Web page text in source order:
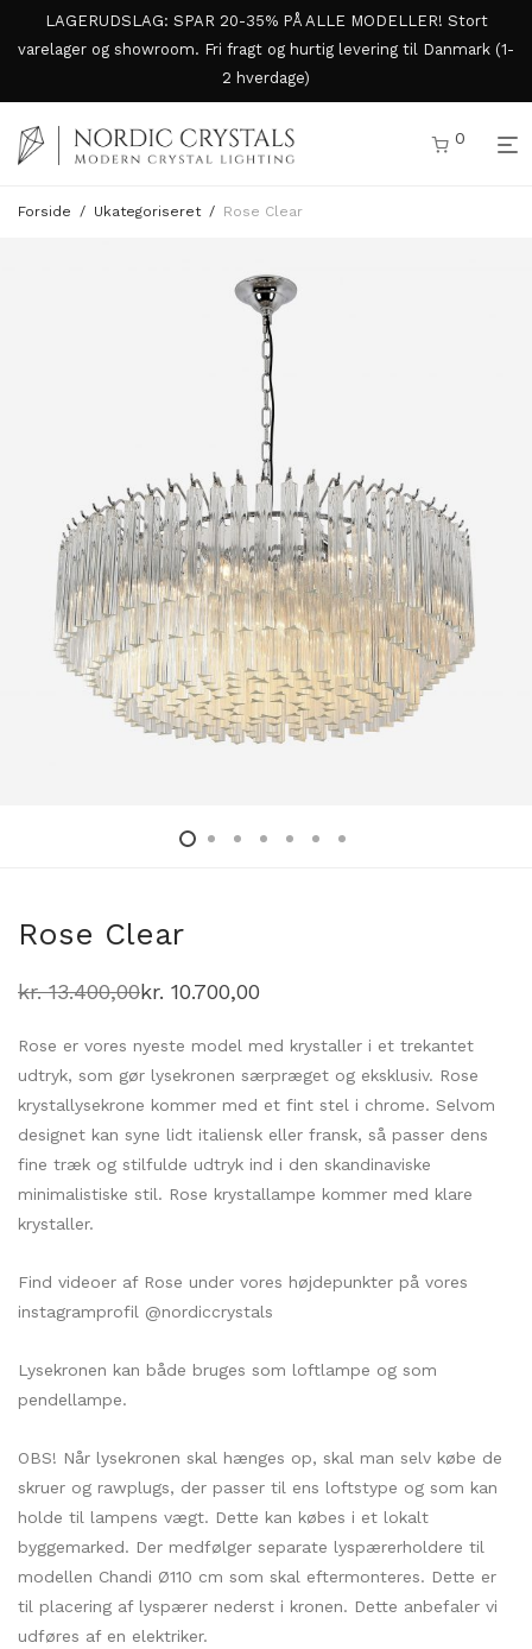
LAGERUDSLAG: SPAR 20-35% PÅ ALLE MODELLER! Stort
varelager og showroom. Fri fragt og hurtig levering til Danmark (1-
2 hverdage)
0
Forside / Ukategoriseret / Rose Clear
Rose Clear
kr.13.400,00
Den
var:
kr. 13.400,00.
kr. 10.700,00
Den
er:
kr. 10.700,00.
Rose er vores nyeste model med krystaller i et trekantet
udtryk, som gør lysekronen særpræget og eksklusiv. Rose
krystallysekrone kommer med et fint stel i chrome. Selvom
designet kan syne lidt italiensk eller fransk, så passer dens
fine træk og stilfulde udtryk ind i den skandinaviske
minimalistiske stil. Rose krystallampe kommer med klare
krystaller.
Find videoer af Rose under vores højdepunkter på vores
instagramprofil @nordiccrystals
Lysekronen kan både bruges som loftlampe og som
pendellampe.
OBS! Når lysekronen skal hænges op, skal man selv købe de
skruer og rawplugs, der passer til ens loftstype og som kan
holde til lampens vægt. Dette kan købes i et lokalt
byggemarked. Der medfølger separate lyspærerholdere til
modellen Chandi Ø110 cm som skal eftermonteres. Dette er
til placering af lyspærer nederst i kronen. Dette anbefaler vi
udføres af en elektriker.